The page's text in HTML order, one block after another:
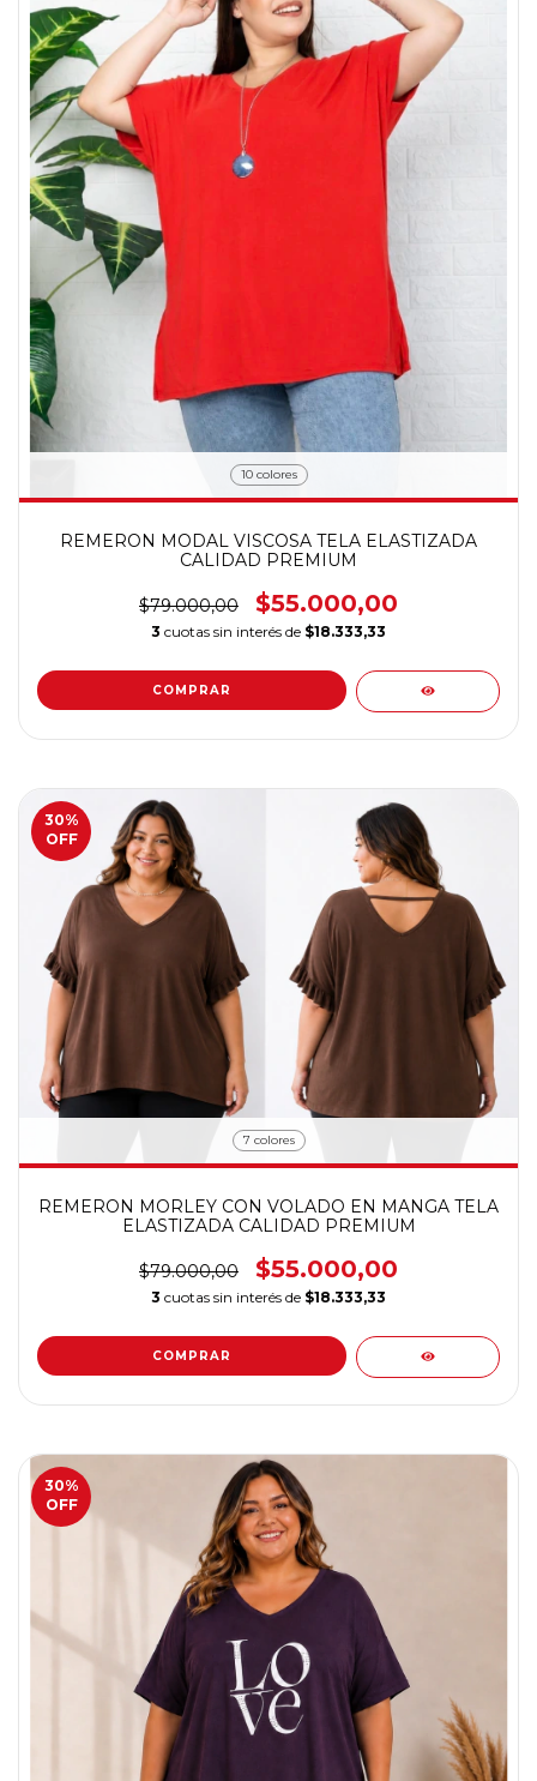
10 colores
REMERON MODAL VISCOSA TELA ELASTIZADA
CALIDAD PREMIUM
$79.000,00 $55.000,00
3 cuotas sin interés de $18.333,33
COMPRAR
30%
OFF
7 colores
REMERON MORLEY CON VOLADO EN MANGA TELA
ELASTIZADA CALIDAD PREMIUM
$79.000,00 $55.000,00
3 cuotas sin interés de $18.333,33
COMPRAR
30%
OFF